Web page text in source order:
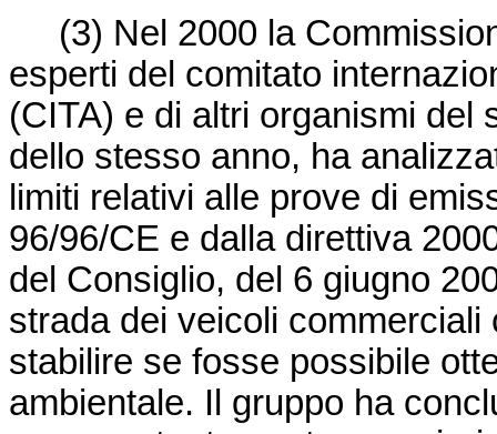
(3) Nel 2000 la
esperti del comitato
(CITA) e di altri organismi del
dello stesso anno, ha
limiti relativi alle prove di
96/96/CE e dalla direttiva
del Consiglio, del 6 giugno
strada dei veicoli
stabilire se fosse possibile
ambientale. Il gruppo ha